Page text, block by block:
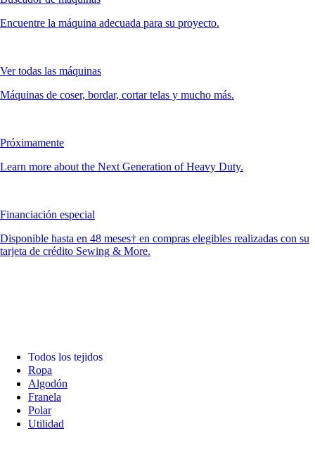
Encuentre la máquina adecuada para su proyecto.
Ver todas las máquinas
Máquinas de coser, bordar, cortar telas y mucho más.
Próximamente
Learn more about the Next Generation of Heavy Duty.
Financiación especial
Disponible hasta en 48 meses† en compras elegibles realizadas con su
tarjeta de crédito Sewing & More.
Todos los tejidos
Ropa
Algodón
Franela
Polar
Utilidad